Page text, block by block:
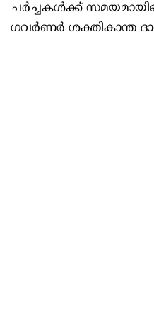
ചർച്ചകൾക്ക്
ഗവർണർ ശക്തികാന്ത